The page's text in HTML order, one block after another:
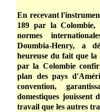
En recevant
189 par la Colombie,
normes
Doumbia-Henry, a
heureuse du fait que
par la Colombie
plan des pays
convention,
domestiques jouissent
travail que les autres